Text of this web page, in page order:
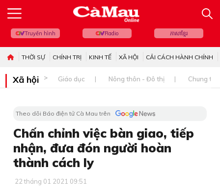
Truyền hình Radio ភាសាខ្មែរ
THỜI SỰ CHÍNH TRỊ KINH TẾ XÃ HỘI CẢI CÁCH HÀNH CHÍNH
Xã hội Giáo dục Nông thôn - Đô thị Chung
Theo dõi Báo điện tử Cà Mau trên
Chấn chỉnh việc bàn giao, tiếp
nhận, đưa đón người hoàn
thành cách ly
22 tháng 01 2021 09:51